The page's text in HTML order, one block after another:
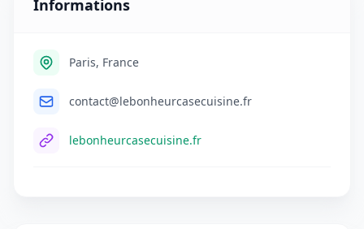
Informations
Paris, France
contact@lebonheurcasecuisine.fr
lebonheurcasecuisine.fr